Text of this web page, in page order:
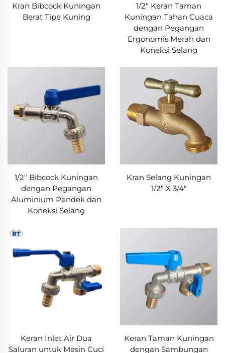
Kran Bibcock Kuningan
Berat Tipe Kuning
1/2" Keran Taman
Kuningan Tahan Cuaca
dengan Pegangan
Ergonomis Merah dan
Koneksi Selang
1/2" Bibcock Kuningan
dengan Pegangan
Aluminium Pendek dan
Koneksi Selang
Kran Selang Kuningan
1/2" X 3/4"
Keran Inlet Air Dua
Saluran untuk Mesin Cuci
Keran Taman Kuningan
dengan Sambungan